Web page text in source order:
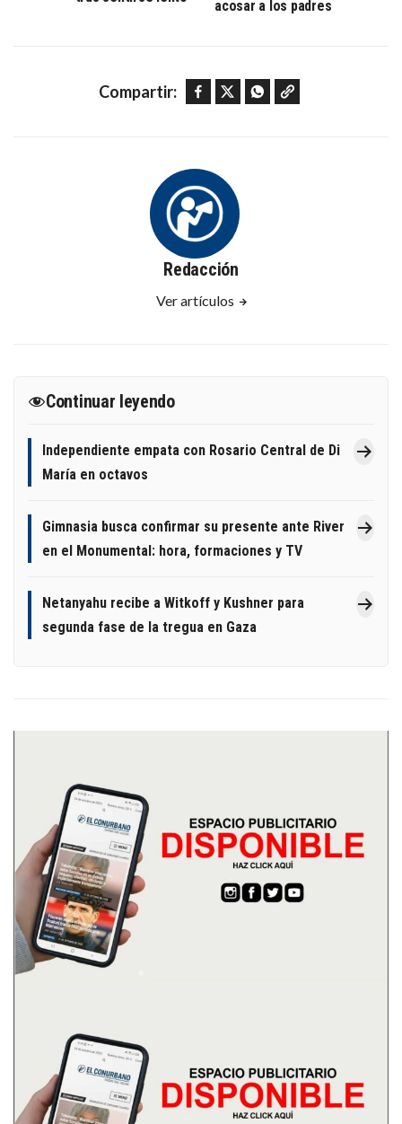
acosar a los padres
Compartir: Facebook Twitter WhatsApp Copy link
Redacción
Ver artículos
Continuar leyendo
Independiente empata con Rosario Central de Di
María en octavos
Gimnasia busca confirmar su presente ante River
en el Monumental: hora, formaciones y TV
Netanyahu recibe a Witkoff y Kushner para
segunda fase de la tregua en Gaza